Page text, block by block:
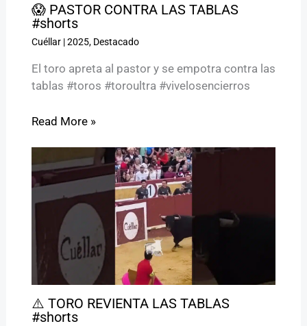
😱 PASTOR CONTRA LAS TABLAS
#shorts
Cuéllar|2025, Destacado
El toro apreta al pastor y se empotra contra las
tablas #toros #toroultra #vivelosencierros
Read More »
⚠️ TORO REVIENTA LAS TABLAS
#shorts